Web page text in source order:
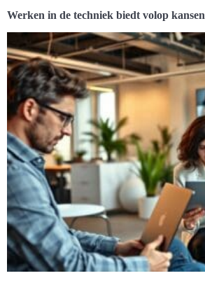
Werken in de techniek biedt volop kansen